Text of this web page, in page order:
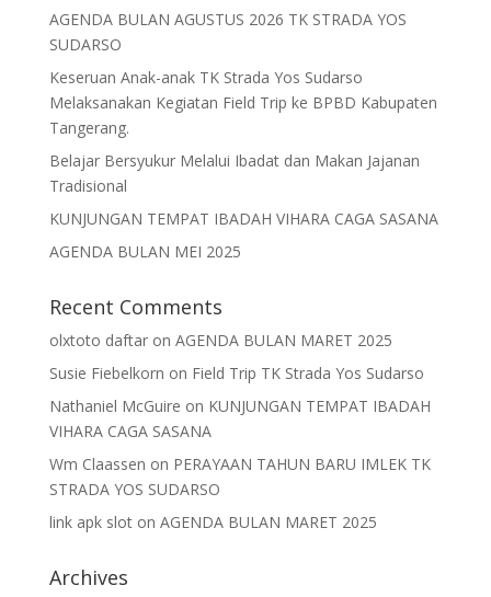
AGENDA BULAN AGUSTUS 2026 TK STRADA YOS
SUDARSO
Keseruan Anak-anak TK Strada Yos Sudarso
Melaksanakan Kegiatan Field Trip ke BPBD Kabupaten
Tangerang.
Belajar Bersyukur Melalui Ibadat dan Makan Jajanan
Tradisional
KUNJUNGAN TEMPAT IBADAH VIHARA CAGA SASANA
AGENDA BULAN MEI 2025
Recent Comments
olxtoto daftaron AGENDA BULAN MARET 2025
Susie Fiebelkorn on Field Trip TK Strada Yos Sudarso
Nathaniel McGuire on KUNJUNGAN TEMPAT IBADAH
VIHARA CAGA SASANA
Wm Claassen on PERAYAAN TAHUN BARU IMLEK TK
STRADA YOS SUDARSO
link apk sloton AGENDA BULAN MARET 2025
Archives